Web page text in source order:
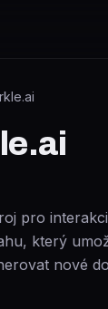
pro
který
nové